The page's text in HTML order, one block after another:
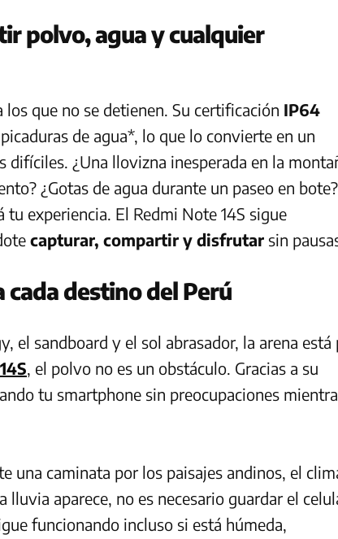
polvo, agua y cualquier
los que no se detienen. Su certificación IP64
de agua*, lo que lo convierte en un
¿Una llovizna inesperada en la
¿Gotas de agua durante un paseo en bote?
experiencia. El Redmi Note 14S sigue
capturar, compartir y disfrutar sin
destino del Perú
el sandboard y el sol abrasador, la arena está
, el polvo no es un obstáculo. Gracias a su
tu smartphone sin preocupaciones
una caminata por los paisajes andinos, el
aparece, no es necesario guardar el
funcionando incluso si está húmeda,